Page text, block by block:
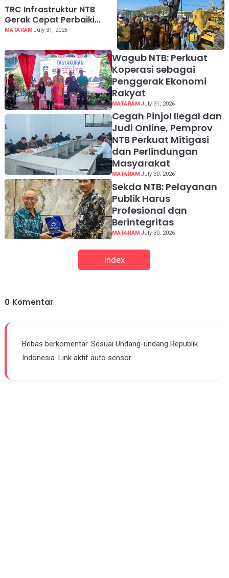
TRC Infrastruktur NTB
Gerak Cepat Perbaiki
Akses RSUD Sering
MATARAM July 31, 2026
Wagub NTB: Perkuat
Koperasi sebagai
Penggerak Ekonomi
Rakyat
MATARAM July 31, 2026
Cegah Pinjol Ilegal dan
Judi Online, Pemprov
NTB Perkuat Mitigasi
dan Perlindungan
Masyarakat
MATARAM July 30, 2026
Sekda NTB: Pelayanan
Publik Harus
Profesional dan
Berintegritas
MATARAM July 30, 2026
Index
0 Komentar
Bebas berkomentar. Sesuai Undang-undang Republik
Indonesia. Link aktif auto sensor.